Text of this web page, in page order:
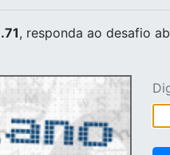
, responda ao desafio